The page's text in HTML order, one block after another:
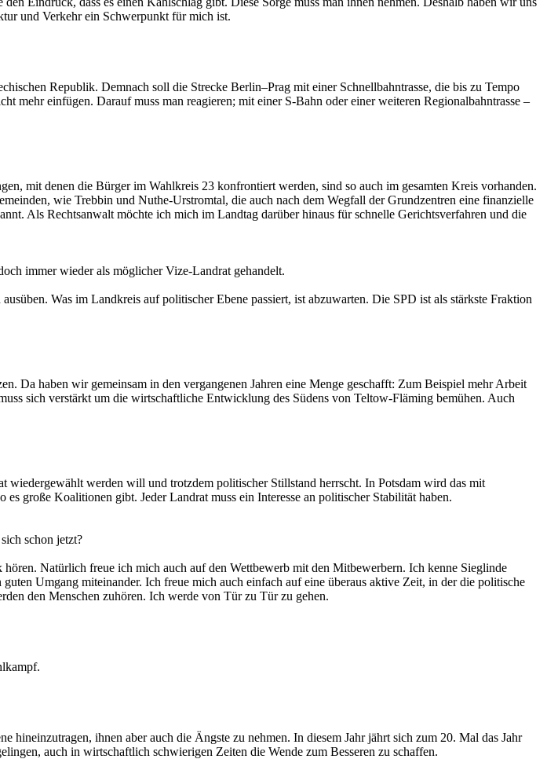
und Verkehr ein Schwerpunkt für mich ist.
Republik. Demnach soll die Strecke Berlin–Prag mit einer Schnellbahntrasse, die bis zu Tempo
mehr einfügen. Darauf muss man reagieren; mit einer S-Bahn oder einer weiteren Regionalbahntrasse –
mit denen die Bürger im Wahlkreis 23 konfrontiert werden, sind so auch im gesamten Kreis vorhanden.
wie Trebbin und Nuthe-Urstromtal, die auch nach dem Wegfall der Grundzentren eine finanzielle
Als Rechtsanwalt möchte ich mich im Landtag darüber hinaus für schnelle Gerichtsverfahren und die
immer wieder als möglicher Vize-Landrat gehandelt.
Was im Landkreis auf politischer Ebene passiert, ist abzuwarten. Die SPD ist als stärkste Fraktion
Da haben wir gemeinsam in den vergangenen Jahren eine Menge geschafft: Zum Beispiel mehr Arbeit
sich verstärkt um die wirtschaftliche Entwicklung des Südens von Teltow-Fläming bemühen. Auch
werden will und trotzdem politischer Stillstand herrscht. In Potsdam wird das mit
große Koalitionen gibt. Jeder Landrat muss ein Interesse an politischer Stabilität haben.
schon jetzt?
Natürlich freue ich mich auch auf den Wettbewerb mit den Mitbewerbern. Ich kenne Sieglinde
Umgang miteinander. Ich freue mich auch einfach auf eine überaus aktive Zeit, in der die politische
den Menschen zuhören. Ich werde von Tür zu Tür zu gehen.
ihnen aber auch die Ängste zu nehmen. In diesem Jahr jährt sich zum 20. Mal das Jahr
auch in wirtschaftlich schwierigen Zeiten die Wende zum Besseren zu schaffen.